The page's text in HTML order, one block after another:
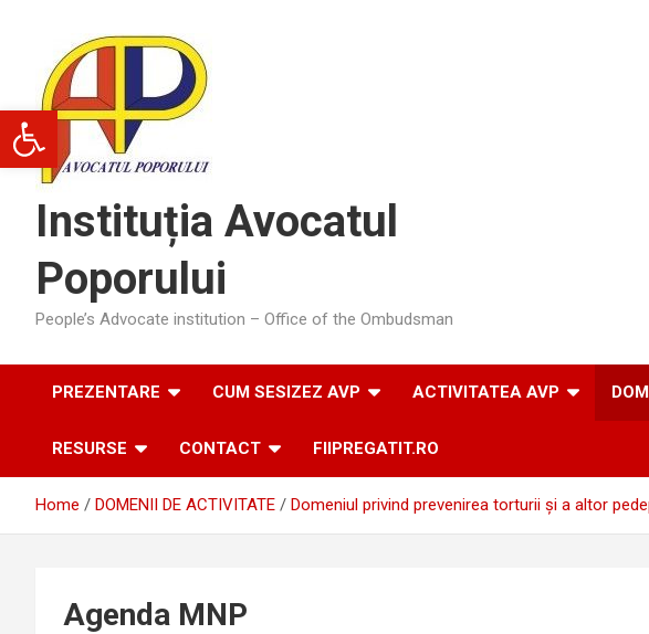
Deschide bara de unelte
Instituția Avocatul
Poporului
People’s Advocate institution – Office of the Ombudsman
PREZENTARE CUM SESIZEZ AVP ACTIVITATEA AVP
RESURSE CONTACT FIIPREGATIT.RO
Home DOMENII DE ACTIVITATE Domeniul privind prevenirea torturii și a altor
Agenda MNP